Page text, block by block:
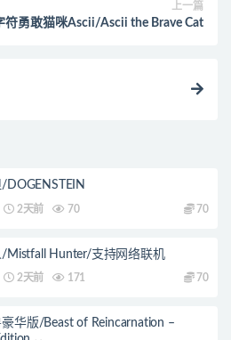
上一篇
符勇敢猫咪Ascii/Ascii the Brave Cat
DOGENSTEIN
2天前 70 70
/Mistfall Hunter/支持网络联机
2天前 171 70
华版/Beast of Reincarnation –